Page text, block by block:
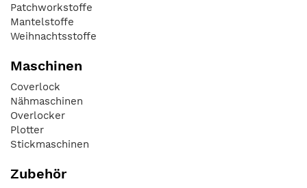
Patchworkstoffe
Mantelstoffe
Weihnachtsstoffe
Maschinen
Coverlock
Nähmaschinen
Overlocker
Plotter
Stickmaschinen
Zubehör